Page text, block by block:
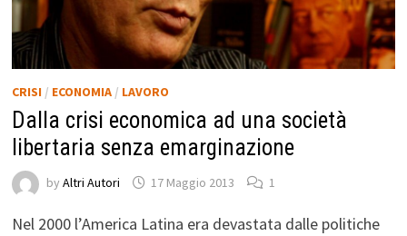
CRISI / ECONOMIA/ LAVORO
Dalla crisi economica ad una società
libertaria senza emarginazione
by Altri Autori 17 Maggio 2013 1
Nel 2000 l’America Latina era devastata dalle politiche